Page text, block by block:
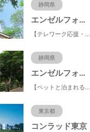
静岡県
エンゼルフォレスト伊豆スカイライン
【テレワーク応援・ペットと泊まれる】ゴルフ場隣接のまるごと貸切別荘（自炊OK）
静岡県
エンゼルフォレスト伊豆高原(赤沢望洋台)
【ペットと泊まれる】源泉かけ流し温泉付の1棟貸切別荘（自炊OK）全別荘内装リフォーム済み♪
東京都
コンラッド東京